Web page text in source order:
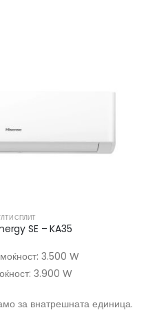
СПЛИТ
SE – KA35
3.500 W
3.900 W
за внатрешната единица.